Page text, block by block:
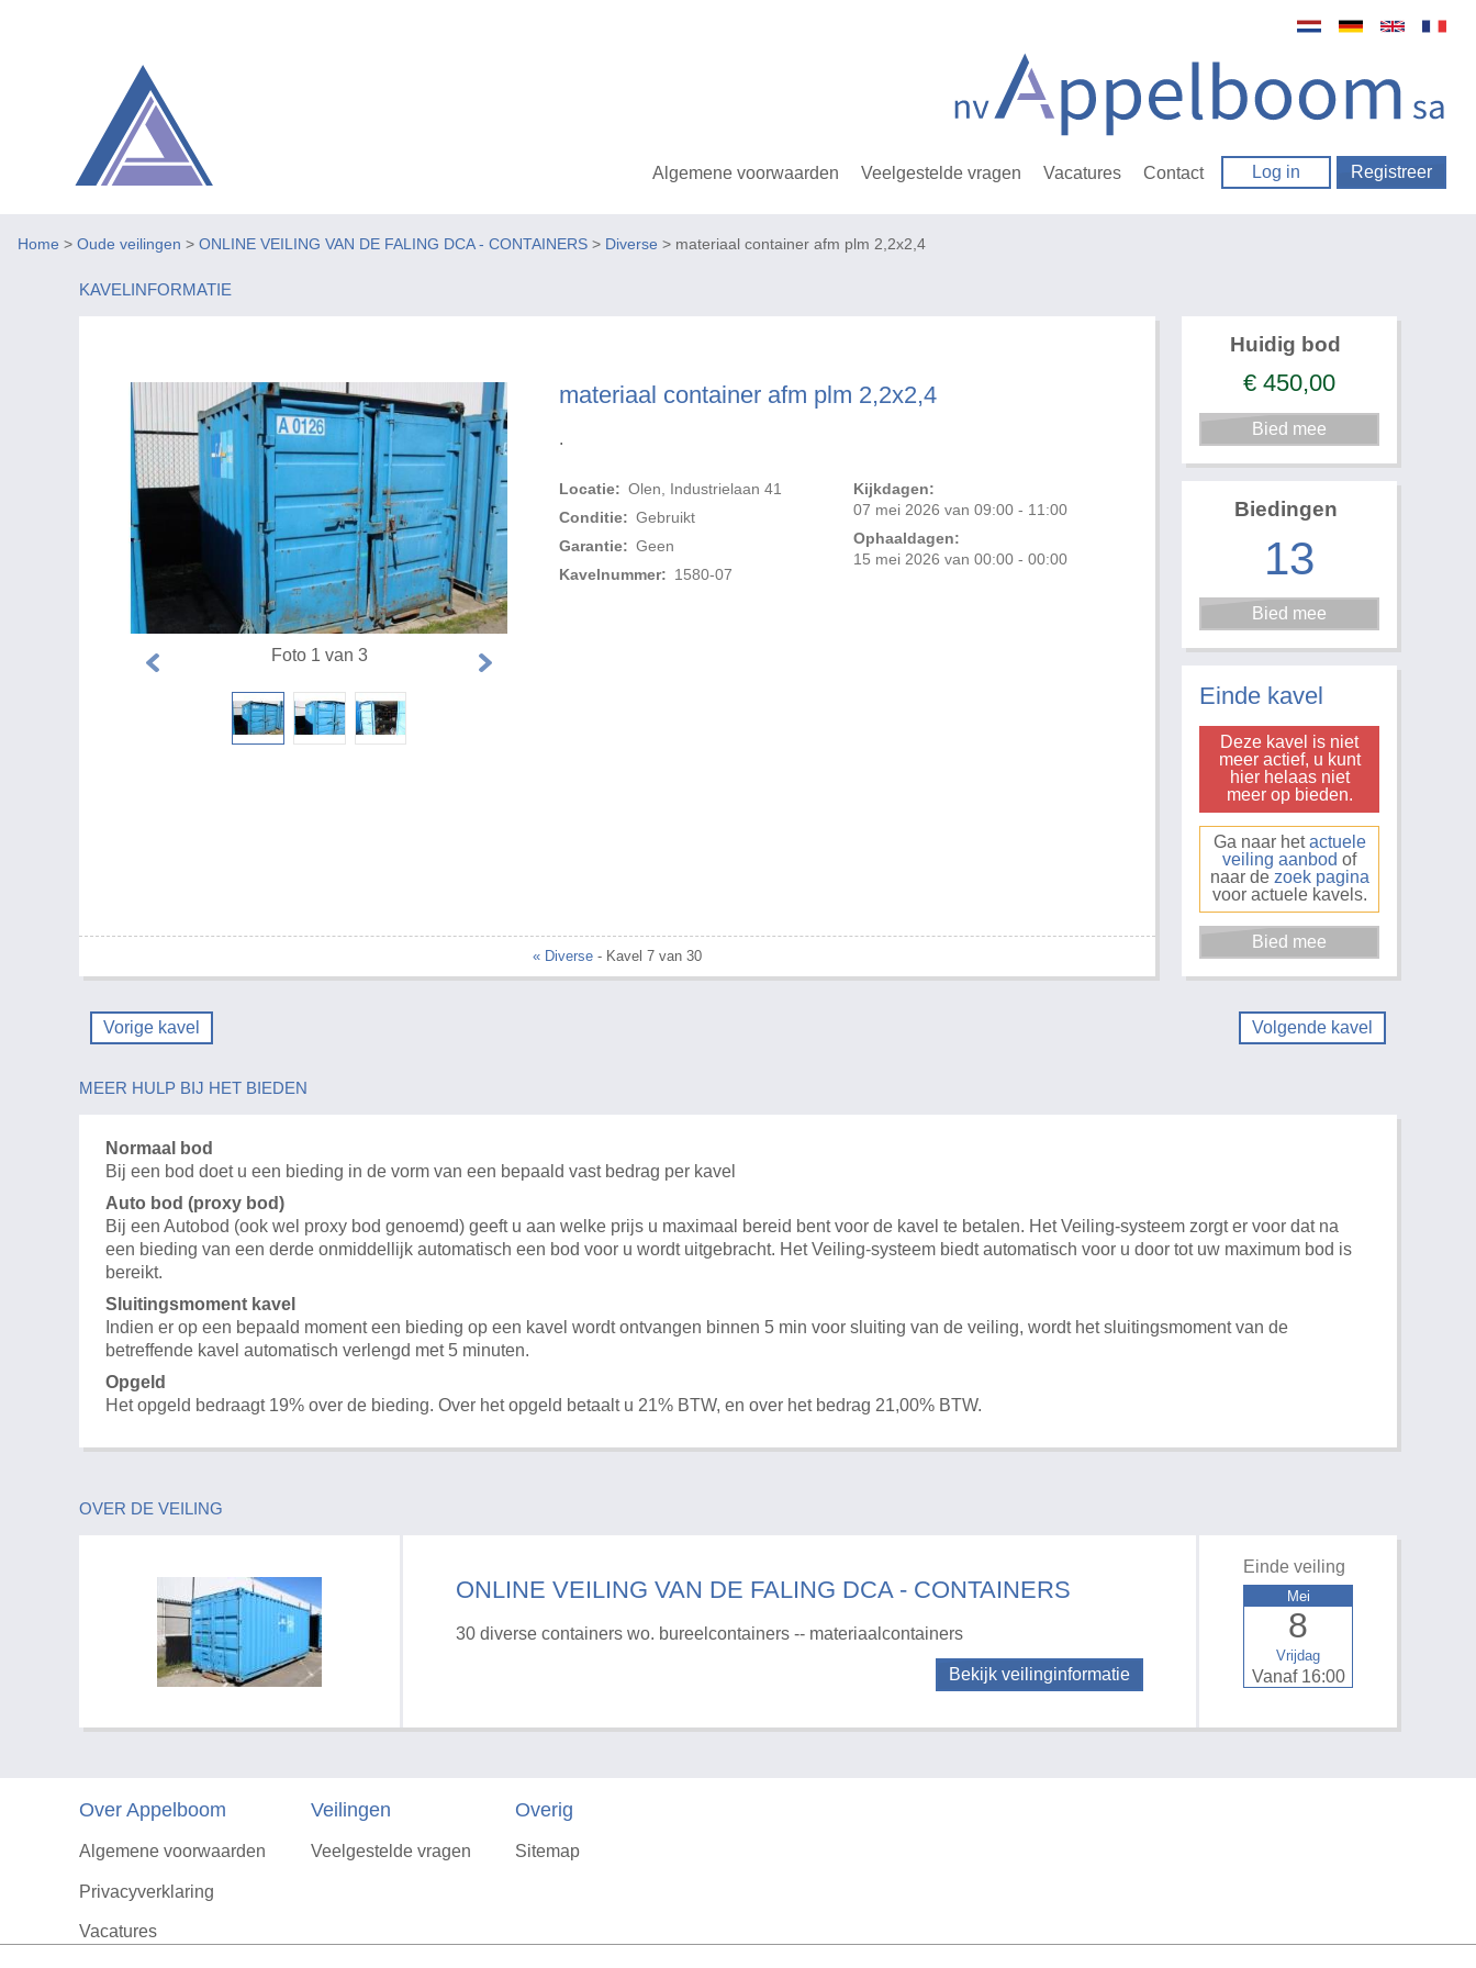
Algemene voorwaarden Veelgestelde vragen Vacatures Contact Log in Registreer
Home > Oude veilingen > ONLINE VEILING VAN DE FALING DCA - CONTAINERS > Diverse > materiaal container afm plm 2,2x2,4
KAVELINFORMATIE
materiaal container afm plm 2,2x2,4
.
Locatie: Olen, Industrielaan 41
Conditie: Gebruikt
Garantie: Geen
Kavelnummer: 1580-07
Kijkdagen:
07 mei 2026 van 09:00 - 11:00
Ophaaldagen:
15 mei 2026 van 00:00 - 00:00
Foto 1 van 3
« Diverse - Kavel 7 van 30
Huidig bod
€ 450,00
Biedingen
13
Einde kavel
Deze kavel is niet
meer actief, u kunt
hier helaas niet
meer op bieden.
Ga naar hetactuele
veiling aanbod of
naar de zoek pagina
voor actuele kavels.
Vorige kavel Volgende kavel
MEER HULP BIJ HET BIEDEN
Normaal bod
Bij een bod doet u een bieding in de vorm van een bepaald vast bedrag per kavel
Auto bod (proxy bod)
Bij een Autobod (ook wel proxy bod genoemd) geeft u aan welke prijs u maximaal bereid bent voor de kavel te betalen. Het Veiling-systeem zorgt er voor dat na
een bieding van een derde onmiddellijk automatisch een bod voor u wordt uitgebracht. Het Veiling-systeem biedt automatisch voor u door tot uw maximum bod is
bereikt.
Sluitingsmoment kavel
Indien er op een bepaald moment een bieding op een kavel wordt ontvangen binnen 5 min voor sluiting van de veiling, wordt het sluitingsmoment van de
betreffende kavel automatisch verlengd met 5 minuten.
Opgeld
Het opgeld bedraagt 19% over de bieding. Over het opgeld betaalt u 21% BTW, en over het bedrag 21,00% BTW.
OVER DE VEILING
ONLINE VEILING VAN DE FALING DCA - CONTAINERS
30 diverse containers wo. bureelcontainers -- materiaalcontainers
Bekijk veilinginformatie
Einde veiling
Vrijdag
8
Mei
Vanaf 16:00
Over Appelboom
Algemene voorwaarden
Privacyverklaring
Vacatures
Veilingen
Veelgestelde vragen
Overig
Sitemap